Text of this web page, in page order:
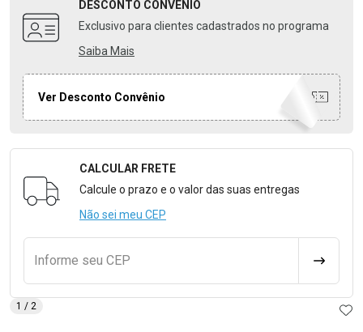
DESCONTO CONVÊNIO
Exclusivo para clientes cadastrados no programa
Saiba Mais
Ver Desconto Convênio
Formulário para Calcular o Frete
CALCULAR FRETE
Calcule o prazo e o valor das suas entregas
Não sei meu CEP
Informe seu CEP
1 / 2